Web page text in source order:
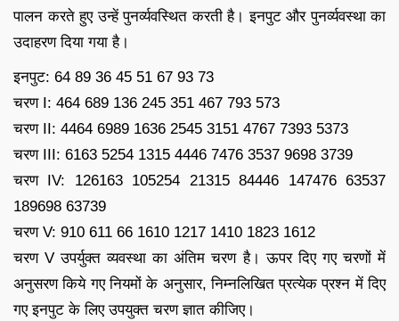
पालन करते हुए उन्हें पुनर्व्यवस्थित करती है। इनपुट और पुनर्व्यवस्था का
उदाहरण दिया गया है।
इनपुट: 64 89 36 45 51 67 93 73
चरण I: 464 689 136 245 351 467 793 573
चरण II: 4464 6989 1636 2545 3151 4767 7393 5373
चरण III: 6163 5254 1315 4446 7476 3537 9698 3739
चरण IV: 126163 105254 21315 84446 147476 63537
189698 63739
चरण V: 910 611 66 1610 1217 1410 1823 1612
चरण V उपर्युक्त व्यवस्था का अंतिम चरण है। ऊपर दिए गए चरणों में
अनुसरण किये गए नियमों के अनुसार, निम्नलिखित प्रत्येक प्रश्न में दिए
गए इनपुट के लिए उपयुक्त चरण ज्ञात कीजिए।